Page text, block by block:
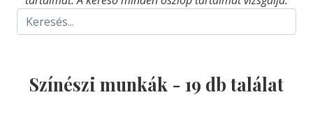
Színészi munkák - 19 db találat